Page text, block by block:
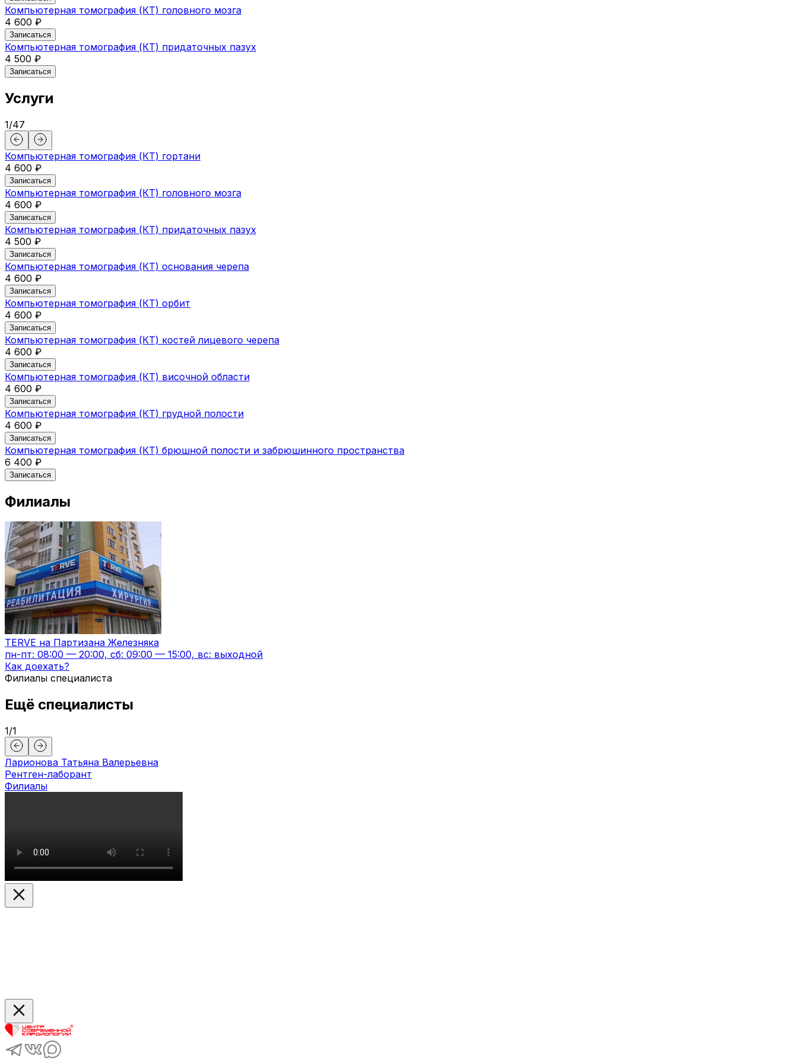
Компьютерная томография (КТ) головного мозга
4 600 ₽
Записаться
Компьютерная томография (КТ) придаточных пазух
4 500 ₽
Записаться
Услуги
1/47
Компьютерная томография (КТ) гортани
4 600 ₽
Записаться
Компьютерная томография (КТ) головного мозга
4 600 ₽
Записаться
Компьютерная томография (КТ) придаточных пазух
4 500 ₽
Записаться
Компьютерная томография (КТ) основания черепа
4 600 ₽
Записаться
Компьютерная томография (КТ) орбит
4 600 ₽
Записаться
Компьютерная томография (КТ) костей лицевого черепа
4 600 ₽
Записаться
Компьютерная томография (КТ) височной области
4 600 ₽
Записаться
Компьютерная томография (КТ) грудной полости
4 600 ₽
Записаться
Компьютерная томография (КТ) брюшной полости и забрюшинного пространства
6 400 ₽
Записаться
Филиалы
TERVE на Партизана Железняка
пн-пт: 08:00 — 20:00, сб: 09:00 — 15:00, вс: выходной
Как доехать?
Филиалы специалиста
Ещё специалисты
1/1
Ларионова Татьяна Валерьевна
Рентген-лаборант
Филиалы